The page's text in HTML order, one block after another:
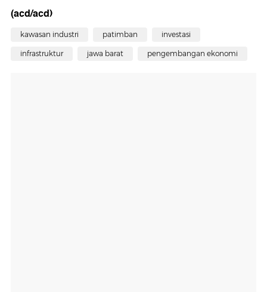
(acd/acd)
kawasan industri patimban investasi
infrastruktur jawa barat pengembangan ekonomi